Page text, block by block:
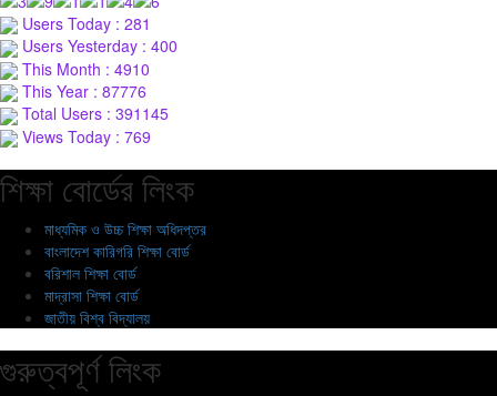
Users Today : 281
Users Yesterday : 400
This Month : 4910
This Year : 87776
Total Users : 391145
Views Today : 769
শিক্ষা বোর্ডের লিংক
মাধ্যমিক ও উচ্চ শিক্ষা অধিদপ্তর
বাংলাদেশ কারিগরি শিক্ষা বোর্ড
বরিশাল শিক্ষা বোর্ড
মাদ্রাসা শিক্ষা বোর্ড
জাতীয় বিশ্ব বিদ্যালয়
গুরুত্বপূর্ণ লিংক